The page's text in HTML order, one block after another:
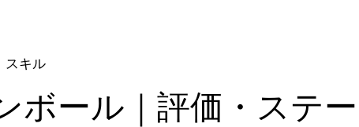
スキル
ボール｜評価・ステ